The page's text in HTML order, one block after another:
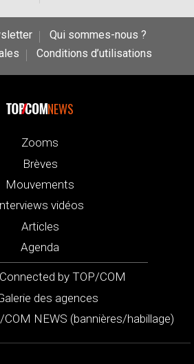
Qui sommes-nous ?
Conditions d’utilisations
NEWS
Zooms
Brèves
Mouvements
vidéos
Articles
Agenda
by TOP/COM
des agences
NEWS (bannières/habillage)